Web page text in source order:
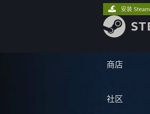
商店
社区
安装 Steam